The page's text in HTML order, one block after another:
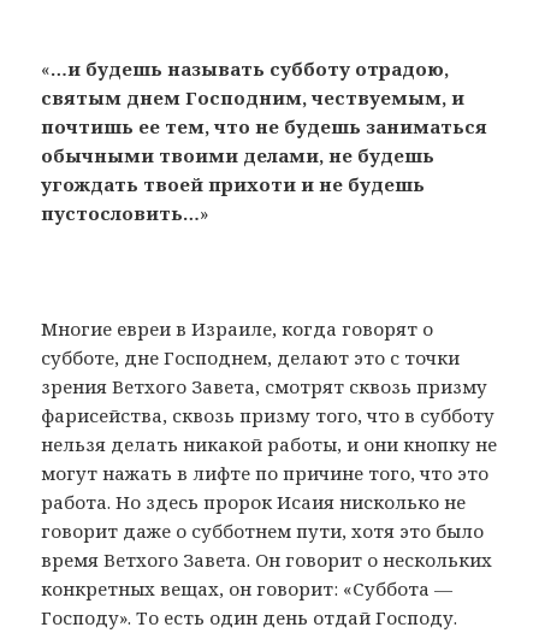
«…и будешь называть субботу отрадою,
святым днем Господним, чествуемым, и
почтишь ее тем, что не будешь заниматься
обычными твоими делами, не будешь
угождать твоей прихоти и не будешь
пустословить…»
Многие евреи в Израиле, когда говорят о
субботе, дне Господнем, делают это с точки
зрения Ветхого Завета, смотрят сквозь призму
фарисейства, сквозь призму того, что в субботу
нельзя делать никакой работы, и они кнопку не
могут нажать в лифте по причине того, что это
работа. Но здесь пророк Исаия нисколько не
говорит даже о субботнем пути, хотя это было
время Ветхого Завета. Он говорит о нескольких
конкретных вещах, он говорит: «Суббота —
Господу». То есть один день отдай Господу.